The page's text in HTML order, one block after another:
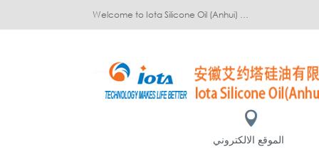
Welcome to Iota Silicone Oil (Anhui) Co., Ltd.!